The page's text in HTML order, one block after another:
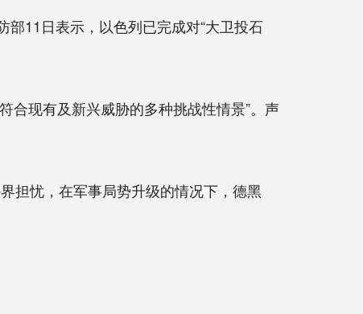
11日表示，以色列已完成对“大卫投石
现有及新兴威胁的多种挑战性情景”。声
担忧，在军事局势升级的情况下，德黑